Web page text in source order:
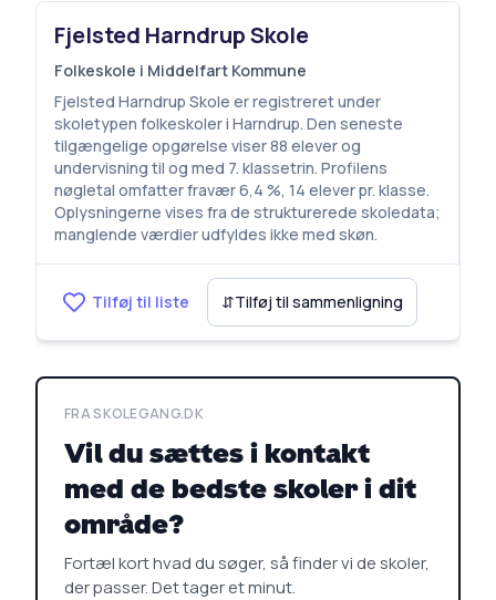
Fjelsted Harndrup Skole
Folkeskole i Middelfart Kommune
Fjelsted Harndrup Skole er registreret under
skoletypen folkeskoler i Harndrup. Den seneste
tilgængelige opgørelse viser 88 elever og
undervisning til og med 7. klassetrin. Profilens
nøgletal omfatter fravær 6,4 %, 14 elever pr. klasse.
Oplysningerne vises fra de strukturerede skoledata;
manglende værdier udfyldes ikke med skøn.
Tilføj til liste ⇵Tilføj til sammenligning
FRA SKOLEGANG.DK
Vil du sættes i kontakt
med de bedste skoler i dit
område?
Fortæl kort hvad du søger, så finder vi de skoler,
der passer. Det tager et minut.